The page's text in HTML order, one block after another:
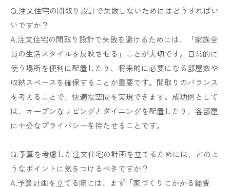
Q.注文住宅の間取り設計で失敗しないためにはどうすればい
いですか？
A.注文住宅の間取り設計で失敗を避けるためには、「家族全
員の生活スタイルを反映させる」ことが大切です。日常的に
使う場所を便利に配置したり、将来的に必要になる部屋数や
収納スペースを確保することが重要です。間取りのバランス
を考えることで、快適な空間を実現できます。成功例として
は、オープンなリビングとダイニングを配置したり、各部屋
に十分なプライバシーを持たせることです。
Q.予算を考慮した注文住宅の計画を立てるためには、どのよ
うなポイントに気をつけるべきですか？
A.予算計画を立てる際には、まず「家づくりにかかる総費